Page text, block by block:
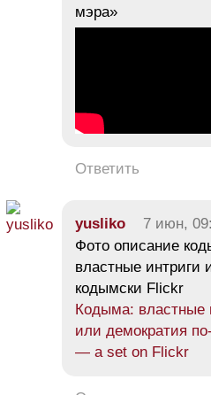
мэра»
Ответить
yusliko 7 июн,
Фото описание
властные интриги
кодымски Flickr
Кодыма: властные
или демократия
— a set on Flickr